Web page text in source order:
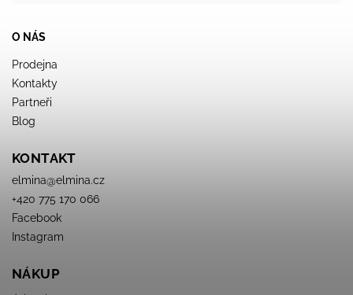
O NÁS
Prodejna
Kontakty
Partneři
Blog
KONTAKT
elmina@elmina.cz
+420 775 170 066
Facebook
Instagram
NÁKUP